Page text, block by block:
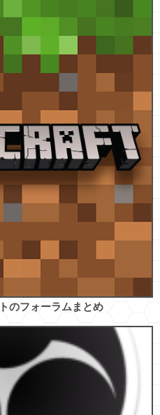
のフォーラムまとめ